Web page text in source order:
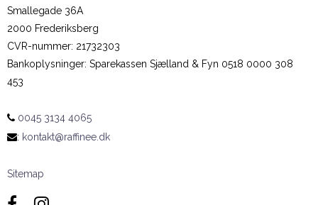
Smallegade 36A
2000 Frederiksberg
CVR-nummer: 21732303
Bankoplysninger: Sparekassen Sjælland & Fyn 0518 0000 308
453
0045 3134 4065
: kontakt@raffinee.dk
Sitemap